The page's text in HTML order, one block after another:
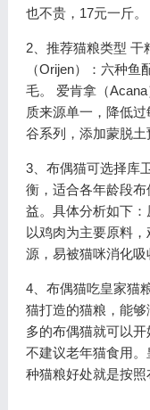
也不贵，17元一斤。
2、推荐猫粮类型 干
（Orijen）：六种
毛。 爱肯拿（
质来源单一，降低
谷系列，添加蒙脱土
3、布偶猫可选择库
衡，适合各年龄段
益。具体分析如下
以鸡肉为主要原料
源，易被猫咪消化吸
4、布偶猫吃皇家猫
猫打造的猫粮，能
多的布偶猫就可以
不建议老年猫食用
种猫粮好处就是按照